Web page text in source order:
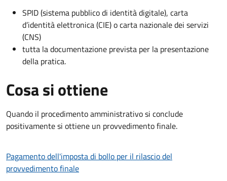
SPID (sistema pubblico di identità digitale), carta
d’identità elettronica (CIE) o carta nazionale dei servizi
(CNS)
tutta la documentazione prevista per la presentazione
della pratica.
Cosa si ottiene
Quando il procedimento amministrativo si conclude
positivamente si ottiene un provvedimento finale.
Pagamento dell'imposta di bollo per il rilascio del
provvedimento finale